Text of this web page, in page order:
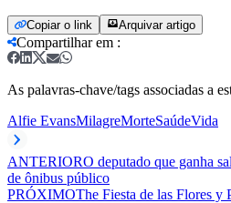
Copiar o link Arquivar artigo
Compartilhar em :
As palavras-chave/tags associadas a
Alfie EvansMilagreMorteSaúdeVida
ANTERIORO deputado que ganha
de ônibus público
PRÓXIMOThe Fiesta de las Flores y